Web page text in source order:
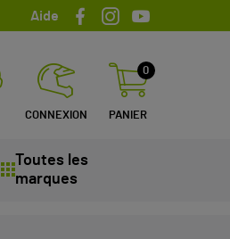
Aide
CONNEXION PANIER
0
Toutes les
marques